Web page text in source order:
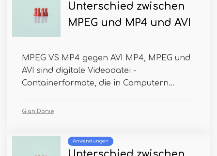
Unterschied zwischen
MPEG und MP4 und AVI
MPEG VS MP4 gegen AVI MP4, MPEG und
AVI sind digitale Videodatei -
Containerformate, die in Computern...
Gian Donie
Anwendungen